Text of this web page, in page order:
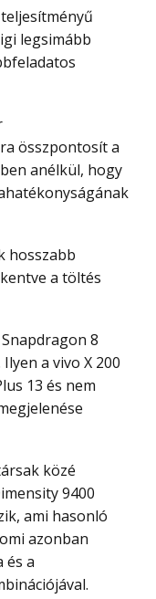
legsimább
összpontosít a
anélkül, hogy
a töltés
a vivo X 200
13 és nem
9400
ami hasonló
azonban
és a